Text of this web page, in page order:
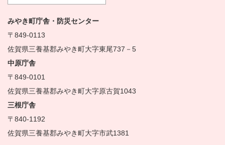
みやき町庁舎・防災センター
〒849-0113
佐賀県三養基郡みやき町大字東尾737－5
中原庁舎
〒849-0101
佐賀県三養基郡みやき町大字原古賀1043
三根庁舎
〒840-1192
佐賀県三養基郡みやき町大字市武1381